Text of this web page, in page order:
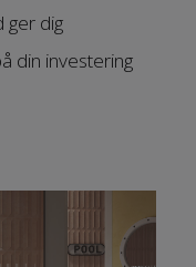
ger dig
din investering